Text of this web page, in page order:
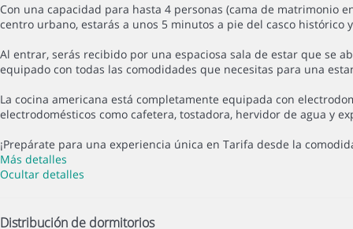
Con una capacidad para hasta 4 personas (cama de matrimonio
centro urbano, estarás a unos 5 minutos a pie del casco histórico
Al entrar, serás recibido por una espaciosa sala de estar que se
equipado con todas las comodidades que necesitas para una
La cocina americana está completamente equipada con
electrodomésticos como cafetera, tostadora, hervidor de agua y
¡Prepárate para una experiencia única en Tarifa desde la
Más detalles
Ocultar detalles
Distribución de dormitorios